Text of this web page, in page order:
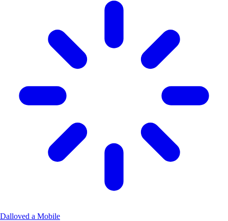
Dalloved a Mobile